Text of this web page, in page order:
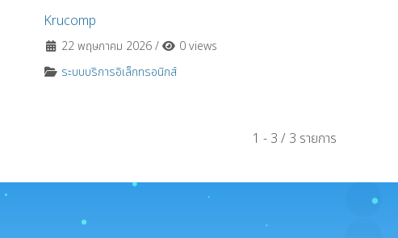
Krucomp
22 พฤษภาคม 2026/
0 views
ระบบบริการอิเล็กทรอนิกส์
1 - 3 / 3 รายการ